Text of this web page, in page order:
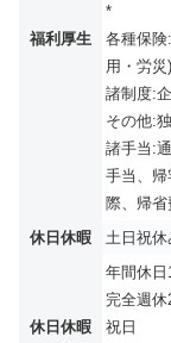
福利厚生
*
各種保
用・労災
諸制度:
その他:
諸手当:
手当、
際、帰
休日休暇
土日祝
休日休暇
年間休日
完全週
祝日